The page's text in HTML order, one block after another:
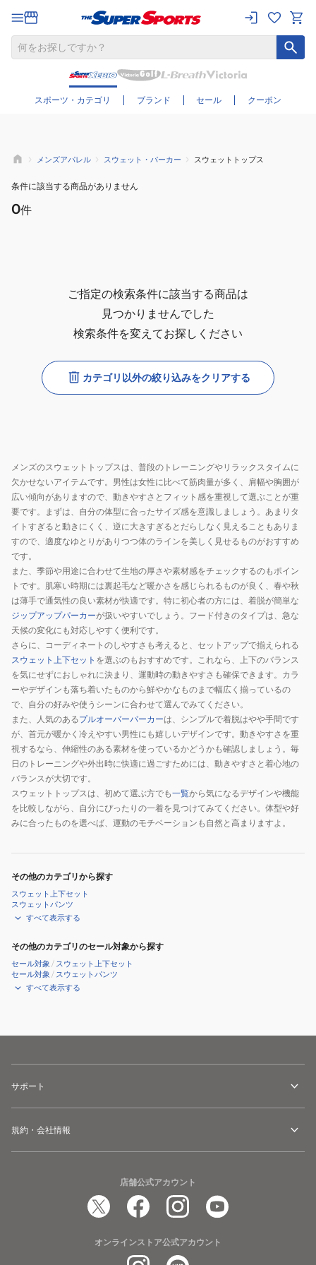
スポーツ・カテゴリ ブランド セール クーポン
さらに絞り込む
メンズアパレル スウェット・パーカー スウェットトップス
条件に該当する商品がありません
0件
ご指定の検索条件に該当する商品は
見つかりませんでした
検索条件を変えてお探しください
カテゴリ以外の絞り込みをクリアする
メンズのスウェットトップスは、普段のトレーニングやリラックスタイムに
欠かせないアイテムです。男性は女性に比べて筋肉量が多く、肩幅や胸囲が
広い傾向がありますので、動きやすさとフィット感を重視して選ぶことが重
要です。まずは、自分の体型に合ったサイズ感を意識しましょう。あまりタ
イトすぎると動きにくく、逆に大きすぎるとだらしなく見えることもありま
すので、適度なゆとりがありつつ体のラインを美しく見せるものがおすすめ
です。
また、季節や用途に合わせて生地の厚さや素材感をチェックするのもポイン
トです。肌寒い時期には裏起毛など暖かさを感じられるものが良く、春や秋
は薄手で通気性の良い素材が快適です。特に初心者の方には、着脱が簡単な
ジップアップパーカーが扱いやすいでしょう。フード付きのタイプは、急な
天候の変化にも対応しやすく便利です。
さらに、コーディネートのしやすさも考えると、セットアップで揃えられる
スウェット上下セット を選ぶのもおすすめです。これなら、上下のバランス
を気にせずにおしゃれに決まり、運動時の動きやすさも確保できます。カラ
ーやデザインも落ち着いたものから鮮やかなものまで幅広く揃っているの
で、自分の好みや使うシーンに合わせて選んでみてください。
また、人気のあるプルオーバーパーカーは、シンプルで着脱はやや手間です
が、首元が暖かく冷えやすい男性にも嬉しいデザインです。動きやすさを重
視するなら、伸縮性のある素材を使っているかどうかも確認しましょう。毎
日のトレーニングや外出時に快適に過ごすためには、動きやすさと着心地の
バランスが大切です。
スウェットトップスは、初めて選ぶ方でも一覧から気になるデザインや機能
を比較しながら、自分にぴったりの一着を見つけてみてください。体型や好
みに合ったものを選べば、運動のモチベーションも自然と高まりますよ。
その他のカテゴリから探す
スウェット上下セット
スウェットパンツ
すべて表示する
その他のカテゴリのセール対象から探す
セール対象 / スウェット上下セット
セール対象 / スウェットパンツ
すべて表示する
サポート
規約・会社情報
店舗公式アカウント
オンラインストア公式アカウント